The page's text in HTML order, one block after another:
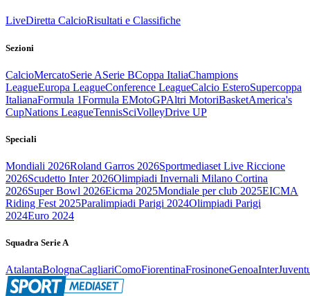
LiveDiretta CalcioRisultati e Classifiche
Sezioni
CalcioMercatoSerie ASerie BCoppa ItaliaChampions
LeagueEuropa LeagueConference LeagueCalcio EsteroSupercoppa
ItalianaFormula 1Formula EMotoGPAltri MotoriBasketAmerica's
CupNations LeagueTennisSciVolleyDrive UP
Speciali
Mondiali 2026Roland Garros 2026Sportmediaset Live Riccione
2026Scudetto Inter 2026Olimpiadi Invernali Milano Cortina
2026Super Bowl 2026Eicma 2025Mondiale per club 2025EICMA
Riding Fest 2025Paralimpiadi Parigi 2024Olimpiadi Parigi
2024Euro 2024
Squadra Serie A
AtalantaBolognaCagliariComoFiorentinaFrosinoneGenoaInter